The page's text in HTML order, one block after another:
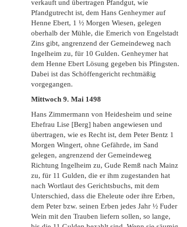
verkauft und übertragen Pfandgut, wie
Pfandgutrecht ist, dem Hans Genheymer auf
Henne Ebert, 1 ½ Morgen Wiesen, gelegen
oberhalb der Mühle, die Emerich von Engelstadt
Zins gibt, angrenzend der Gemeindeweg nach
Ingelheim zu, für 10 Gulden. Genheymer hat
dem Henne Ebert Lösung gegeben bis Pfingsten.
Dabei ist das Schöffengericht rechtmäßig
vorgegangen.
Mittwoch 9. Mai 1498
Hans Zimmermann von Heidesheim und seine
Ehefrau Lise [Berg] haben angewiesen und
übertragen, wie es Recht ist, dem Peter Bentz 1
Morgen Wingert, ohne Gefährde, im Sand
gelegen, angrenzend der Gemeindeweg
Richtung Ingelheim zu, Gude Remß nach Mainz
zu, für 11 Gulden, die er ihm zugestanden hat
nach Wortlaut des Gerichtsbuchs, mit dem
Unterschied, dass die Eheleute oder ihre Erben,
dem Peter bzw. seinen Erben jedes Jahr ½ Fuder
Wein mit den Trauben liefern sollen, so lange,